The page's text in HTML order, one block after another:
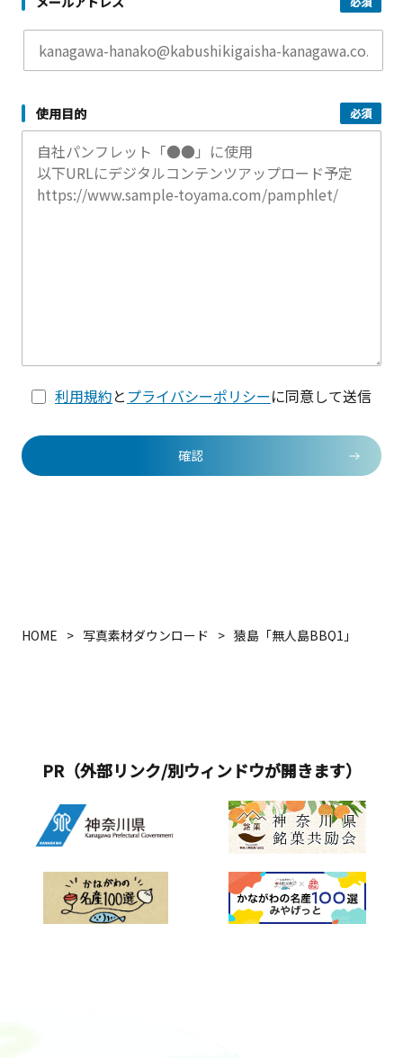
使用目的
利用規約と プライバシーポリシーに同意して送信
確認
HOME 写真素材ダウンロード 猿島「無人島BBQ1」
PR（外部リンク/別ウィンドウが開きます）